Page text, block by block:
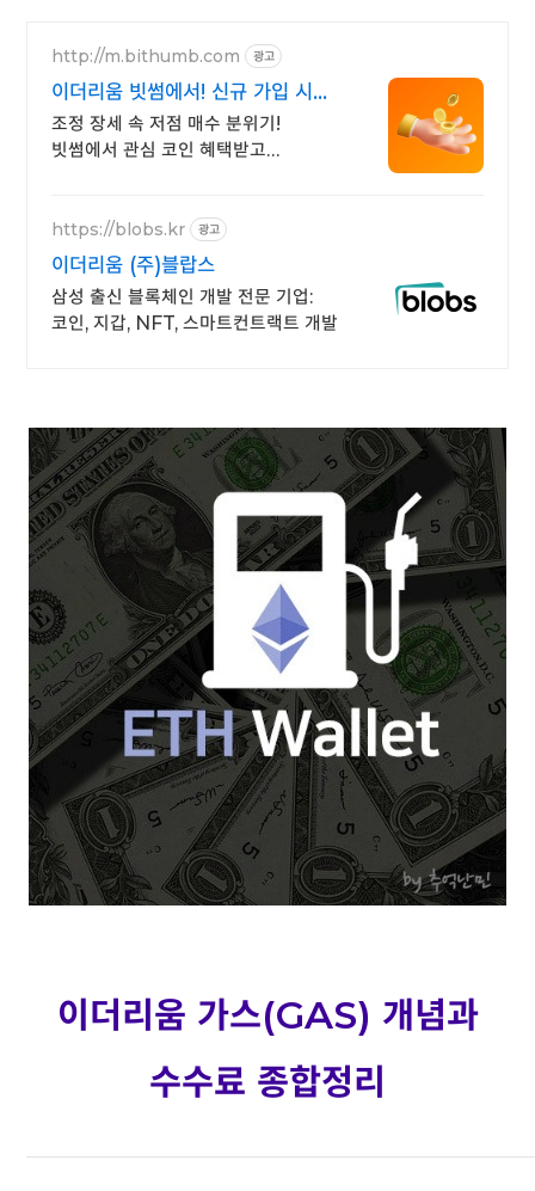
http://m.bithumb.com 광고
이더리움 빗썸에서! 신규 가입 시
5만원 혜택
조정 장세 속 저점 매수 분위기!
빗썸에서 관심 코인 혜택받고
https://blobs.kr 광고
이더리움 (주)블랍스
삼성 출신 블록체인 개발 전문 기업:
코인, 지갑, NFT, 스마트컨트랙트 개발
이더리움 가스(GAS) 개념과
수수료 종합정리